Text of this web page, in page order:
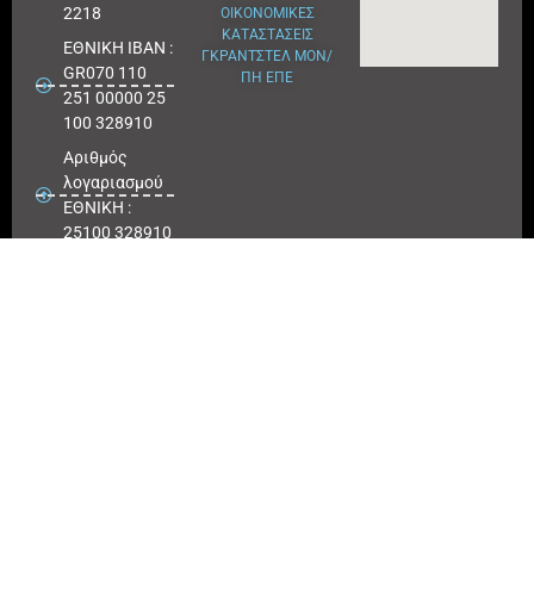
2218
ΕΘΝΙΚΗ ΙΒΑΝ :
GR070 110
251 00000 25
100 328910
Αριθμός
λογαριασμού
ΕΘΝΙΚΗ :
25100 328910
ΟΙΚΟΝΟΜΙΚΕΣ
ΚΑΤΑΣΤΑΣΕΙΣ
ΓΚΡΑΝΤΣΤΕΛ ΜΟΝ/
ΠΗ ΕΠΕ